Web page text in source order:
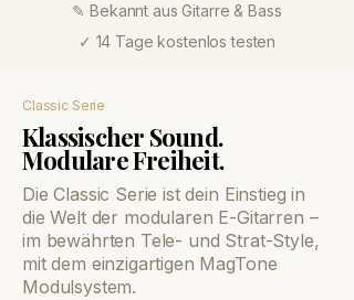
✎ Bekannt aus Gitarre & Bass
✓ 14 Tage kostenlos testen
Classic Serie
Klassischer Sound.
Modulare Freiheit.
Die Classic Serie ist dein Einstieg in
die Welt der modularen E-Gitarren –
im bewährten Tele- und Strat-Style,
mit dem einzigartigen MagTone
Modulsystem.